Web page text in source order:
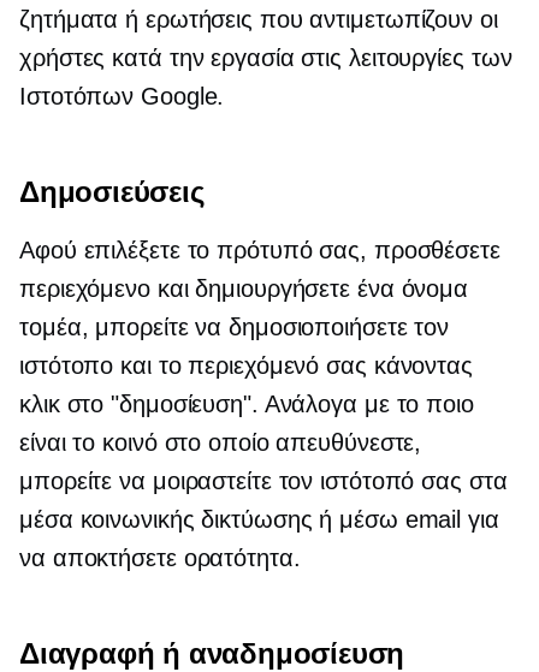
ζητήματα ή ερωτήσεις που αντιμετωπίζουν οι
χρήστες κατά την εργασία στις λειτουργίες των
Ιστοτόπων Google.
Δημοσιεύσεις
Αφού επιλέξετε το πρότυπό σας, προσθέσετε
περιεχόμενο και δημιουργήσετε ένα όνομα
τομέα, μπορείτε να δημοσιοποιήσετε τον
ιστότοπο και το περιεχόμενό σας κάνοντας
κλικ στο "δημοσίευση". Ανάλογα με το ποιο
είναι το κοινό στο οποίο απευθύνεστε,
μπορείτε να μοιραστείτε τον ιστότοπό σας στα
μέσα κοινωνικής δικτύωσης ή μέσω email για
να αποκτήσετε ορατότητα.
Διαγραφή ή αναδημοσίευση